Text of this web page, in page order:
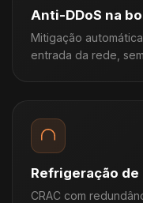
Anti-DDoS na
Mitigação
entrada da rede,
Refrigeração
CRAC com